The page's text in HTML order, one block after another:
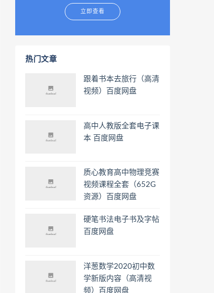
立即查看
热门文章
跟着书本去旅行（高清
视频）百度网盘
高中人教版全套电子课
本 百度网盘
质心教育高中物理竞赛
视频课程全套（652G
资源）百度网盘
硬笔书法电子书及字帖
百度网盘
洋葱数学2020初中数
学新版内容（高清视
频）百度网盘